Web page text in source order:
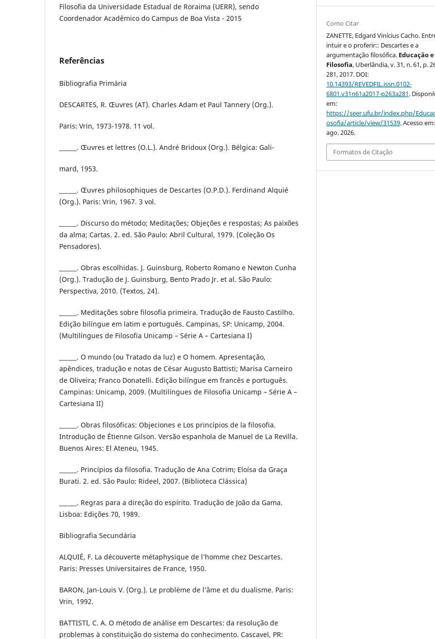
Filosofia da Universidade Estadual de Roraima (UERR), sendo
Coordenador Acadêmico do Campus de Boa Vista - 2015
Referências
Bibliografia Primária
DESCARTES, R. Œuvres (AT). Charles Adam et Paul Tannery (Org.).
Paris: Vrin, 1973-1978. 11 vol.
______. Œuvres et lettres (O.L.). André Bridoux (Org.). Bélgica: Gali-
mard, 1953.
______. Œuvres philosophiques de Descartes (O.P.D.). Ferdinand Alquié
(Org.). Paris: Vrin, 1967. 3 vol.
______. Discurso do método; Meditações; Objeções e respostas; As paixões
da alma; Cartas. 2. ed. São Paulo: Abril Cultural, 1979. (Coleção Os
Pensadores).
______. Obras escolhidas. J. Guinsburg, Roberto Romano e Newton Cunha
(Org.). Tradução de J. Guinsburg, Bento Prado Jr. et al. São Paulo:
Perspectiva, 2010. (Textos, 24).
______. Meditações sobre filosofia primeira. Tradução de Fausto Castilho.
Edição bilíngue em latim e português. Campinas, SP: Unicamp, 2004.
(Multilíngues de Filosofia Unicamp – Série A – Cartesiana I)
______. O mundo (ou Tratado da luz) e O homem. Apresentação,
apêndices, tradução e notas de César Augusto Battisti; Marisa Carneiro
de Oliveira; Franco Donatelli. Edição bilíngue em francês e português.
Campinas: Unicamp, 2009. (Multilíngues de Filosofia Unicamp – Série A –
Cartesiana II)
______. Obras filosóficas: Objeciones e Los princípios de la filosofia.
Introdução de Étienne Gilson. Versão espanhola de Manuel de La Revilla.
Buenos Aires: El Ateneu, 1945.
______. Princípios da filosofia. Tradução de Ana Cotrim; Eloísa da Graça
Burati. 2. ed. São Paulo: Rideel, 2007. (Biblioteca Clássica)
______. Regras para a direção do espírito. Tradução de João da Gama.
Lisboa: Edições 70, 1989.
Bibliografia Secundária
ALQUIÉ, F. La découverte métaphysique de l’homme chez Descartes.
Paris: Presses Universitaires de France, 1950.
BARON, Jan-Louis V. (Org.). Le problème de l’âme et du dualisme. Paris:
Vrin, 1992.
BATTISTI, C. A. O método de análise em Descartes: da resolução de
problemas à constituição do sistema do conhecimento. Cascavel, PR:
Como Citar
ZANETTE, Edgard Vinícius Cacho.
intuir e o proferir:: Descartes e a
argumentação filosófica. Educação e
Filosofia, Uberlândia, v. 31, n. 61, p.
281, 2017. DOI:
10.14393/REVEDFIL.issn.0102-
6801.v31n61a2017-p263a281.
em:
https://seer.ufu.br/index.php/
osofia/article/view/31539. Acesso
ago. 2026.
Formatos de Citação